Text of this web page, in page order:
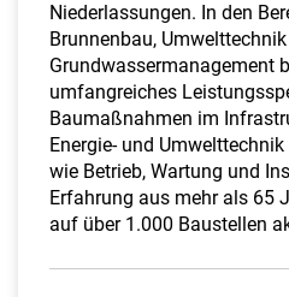
Niederlassungen. In den
Brunnenbau,
Grundwassermanagement
umfangreiches
Baumaßnahmen im
Energie- und
wie Betrieb, Wartung und
Erfahrung aus mehr als 65
auf über 1.000 Baustellen